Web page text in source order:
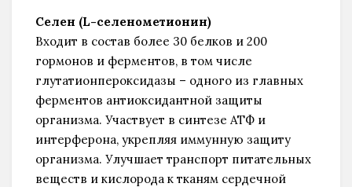
Селен (L-селенометионин)
Входит в состав более 30 белков и 200
гормонов и ферментов, в том числе
глутатионпероксидазы – одного из главных
ферментов антиоксидантной защиты
организма. Участвует в синтезе АТФ и
интерферона, укрепляя иммунную защиту
организма. Улучшает транспорт питательных
веществ и кислорода к тканям сердечной